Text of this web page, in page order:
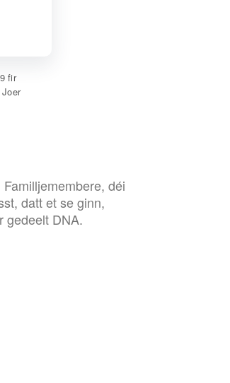
fir
Familljemembere, déi
datt et se ginn,
gedeelt DNA.